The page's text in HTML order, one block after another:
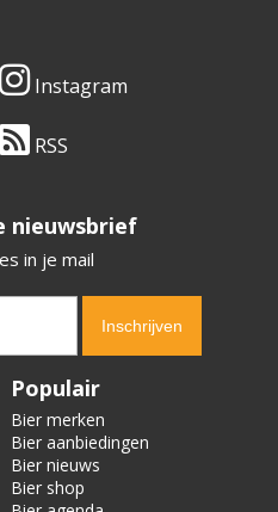
Instagram
RSS
nieuwsbrief
in je mail
Populair
Bier merken
Bier aanbiedingen
Bier nieuws
Bier shop